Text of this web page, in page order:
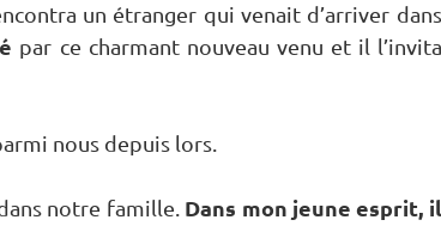
un étranger qui venait d’arriver dans
par ce charmant nouveau venu et il l’invita
nous depuis lors.
notre famille. Dans mon jeune esprit, il